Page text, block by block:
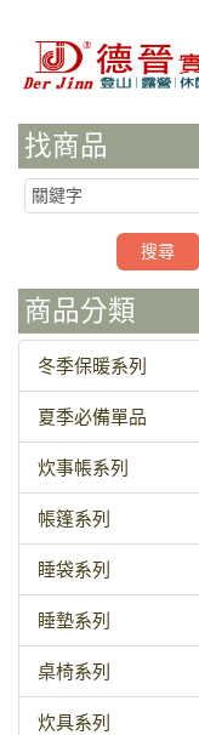
找商品
商品分類
冬季保暖系列
夏季必備單品
炊事帳系列
帳篷系列
睡袋系列
睡墊系列
桌椅系列
炊具系列